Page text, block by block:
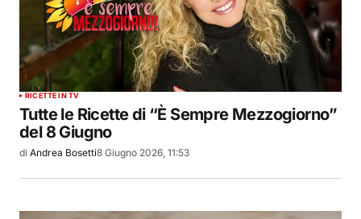
RICETTE IN TV
Tutte le Ricette di “È Sempre Mezzogiorno”
del 8 Giugno
di Andrea Bosetti8 Giugno 2026, 11:53